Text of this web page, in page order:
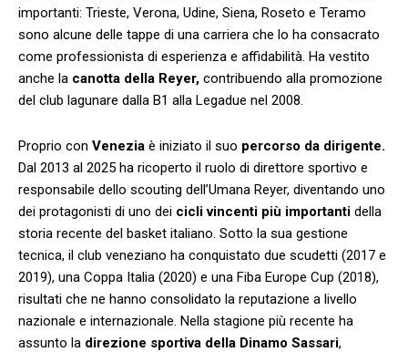
importanti: Trieste, Verona, Udine, Siena, Roseto e Teramo
sono alcune delle tappe di una carriera che lo ha consacrato
come professionista di esperienza e affidabilità. Ha vestito
anche la canotta della Reyer, contribuendo alla promozione
del club lagunare dalla B1 alla Legadue nel 2008.
Proprio con Venezia è iniziato il suo percorso da dirigente.
Dal 2013 al 2025 ha ricoperto il ruolo di direttore sportivo e
responsabile dello scouting dell’Umana Reyer, diventando uno
dei protagonisti di uno dei cicli vincenti più importanti della
storia recente del basket italiano. Sotto la sua gestione
tecnica, il club veneziano ha conquistato due scudetti (2017 e
2019), una Coppa Italia (2020) e una Fiba Europe Cup (2018),
risultati che ne hanno consolidato la reputazione a livello
nazionale e internazionale. Nella stagione più recente ha
assunto la direzione sportiva della Dinamo Sassari,